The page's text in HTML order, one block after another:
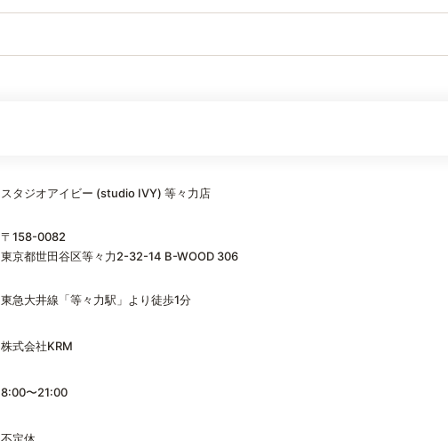
スタジオアイビー (studio IVY) 等々力店
〒158-0082
東京都世田谷区等々力2-32-14 B-WOOD 306
東急大井線「等々力駅」より徒歩1分
株式会社KRM
8:00〜21:00